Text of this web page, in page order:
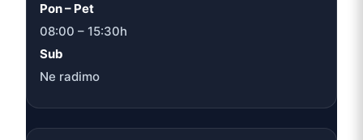
Pon – Pet
08:00 – 15:30h
Sub
Ne radimo